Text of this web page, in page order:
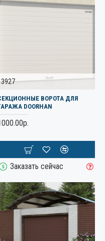
3927
ВОРОТА ДЛЯ
DOORHAN
Заказать сейчас